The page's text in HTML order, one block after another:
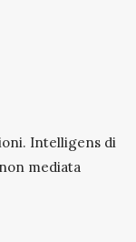
Intelligens di
mediata